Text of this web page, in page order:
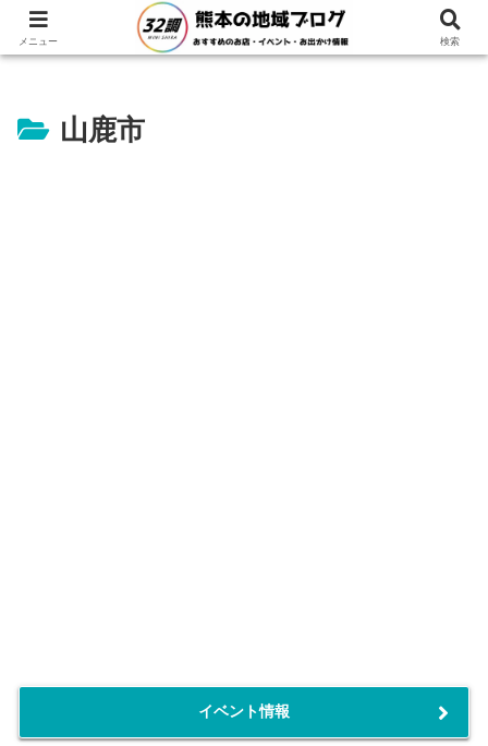
ホーム 熊本県 山鹿市
山鹿市
イベント情報
メニュー 検索